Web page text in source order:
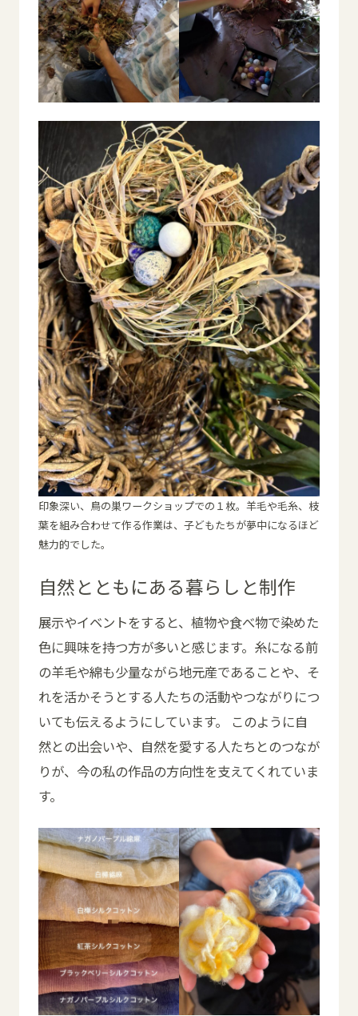
印象深い、鳥の巣ワークショップでの１枚。羊毛や毛糸、枝
葉を組み合わせて作る作業は、子どもたちが夢中になるほど
魅力的でした。
自然とともにある暮らしと制作
展示やイベントをすると、植物や食べ物で染めた
色に興味を持つ方が多いと感じます。糸になる前
の羊毛や綿も少量ながら地元産であることや、そ
れを活かそうとする人たちの活動やつながりにつ
いても伝えるようにしています。 このように自
然との出会いや、自然を愛する人たちとのつなが
りが、今の私の作品の方向性を支えてくれていま
す。